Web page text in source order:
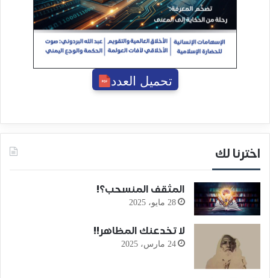
تحميل العدد
اخترنا لك
المثقف المنسحب؟!
28 مايو، 2025
لا تخدعنك المظاهر!!
24 مارس، 2025